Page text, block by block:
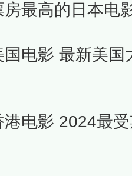
房最高的日本电
电影 最新美
电影 2024最